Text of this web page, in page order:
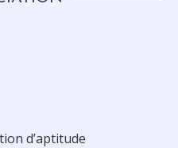
d’aptitude